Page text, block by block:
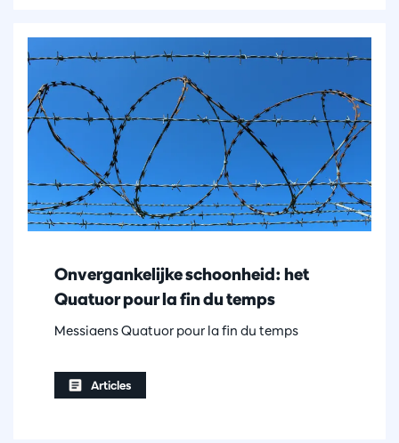
Onvergankelijke schoonheid: het
Quatuor pour la fin du temps
Messiaens Quatuor pour la fin du temps
Articles